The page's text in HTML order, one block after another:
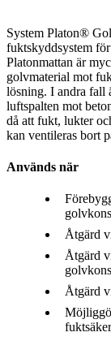
System Platon®
fuktskyddsystem
Platonmattan är
golvmaterial mot
lösning. I andra fall
luftspalten mot
då att fukt, lukter
kan ventileras bort
Används när
Åtgärd
Åtgärd
Åtgärd